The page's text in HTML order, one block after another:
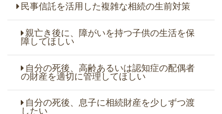
民事信託を活用した複雑な相続の生前対策
親亡き後に、障がいを持つ子供の生活を保
障してほしい
自分の死後、高齢あるいは認知症の配偶者
の財産を適切に管理してほしい
自分の死後、息子に相続財産を少しずつ渡
したい